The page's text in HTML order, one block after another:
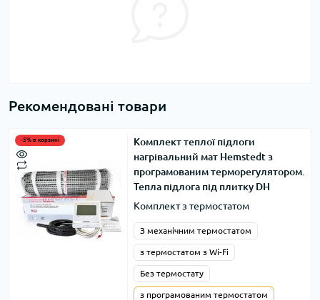
Рекомендовані товари
-5% в корзині
Комплект теплої підлоги
нагрівальний мат Hemstedt з
програмованим терморегулятором.
Тепла підлога під плитку DH
Комплект з термостатом
З механічним термостатом
з термостатом з Wi-Fi
Без термостату
з програмованим термостатом